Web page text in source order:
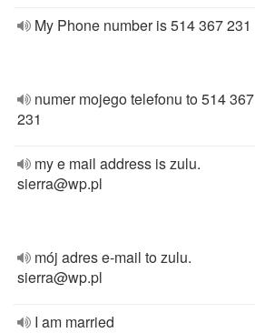
My Phone number is 514 367 231
numer mojego telefonu to 514 367
231
my e mail address is zulu.
sierra@wp.pl
mój adres e-mail to zulu.
sierra@wp.pl
I am married